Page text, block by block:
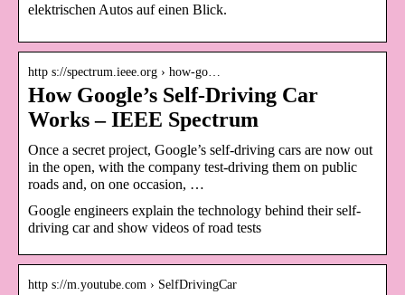
elektrischen Autos auf einen Blick.
http s://spectrum.ieee.org › how-go…
How Google’s Self-Driving Car
Works – IEEE Spectrum
Once a secret project, Google’s self-driving cars are now out
in the open, with the company test-driving them on public
roads and, on one occasion, …
Google engineers explain the technology behind their self-
driving car and show videos of road tests
http s://m.youtube.com › SelfDrivingCar